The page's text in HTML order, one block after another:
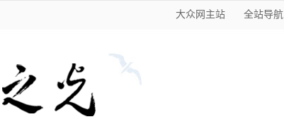
大众网主站 全站导航